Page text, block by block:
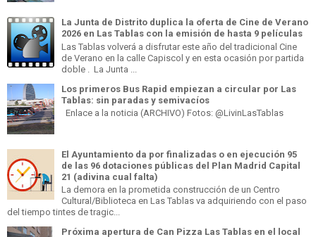
La Junta de Distrito duplica la oferta de Cine de Verano
2026 en Las Tablas con la emisión de hasta 9 películas
Las Tablas volverá a disfrutar este año del tradicional Cine
de Verano en la calle Capiscol y en esta ocasión por partida
doble . La Junta ...
Los primeros Bus Rapid empiezan a circular por Las
Tablas: sin paradas y semivacíos
Enlace a la noticia (ARCHIVO) Fotos: @LivinLasTablas
El Ayuntamiento da por finalizadas o en ejecución 95
de las 96 dotaciones públicas del Plan Madrid Capital
21 (adivina cual falta)
La demora en la prometida construcción de un Centro
Cultural/Biblioteca en Las Tablas va adquiriendo con el paso
del tiempo tintes de tragic...
Próxima apertura de Can Pizza Las Tablas en el local